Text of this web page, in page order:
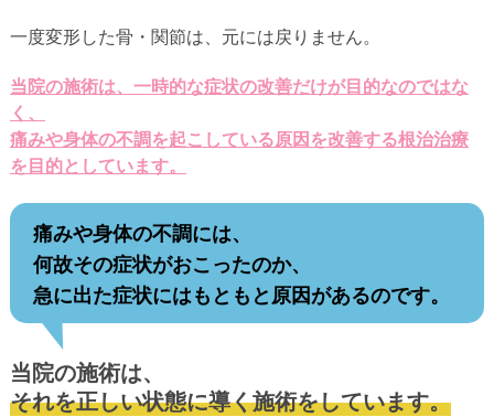
一度変形した骨・関節は、元には戻りません。
当院の施術は、一時的な症状の改善だけが目的なのではな
く、
痛みや身体の不調を起こしている原因を改善する根治治療
を目的としています。
痛みや身体の不調には、
何故その症状がおこったのか、
急に出た症状にはもともと原因があるのです。
当院の施術は、
それを正しい状態に導く施術をしています。